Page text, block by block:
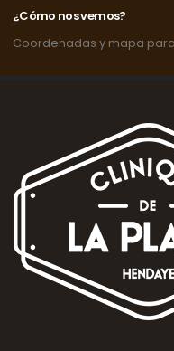
¿Cómo nos vemos?